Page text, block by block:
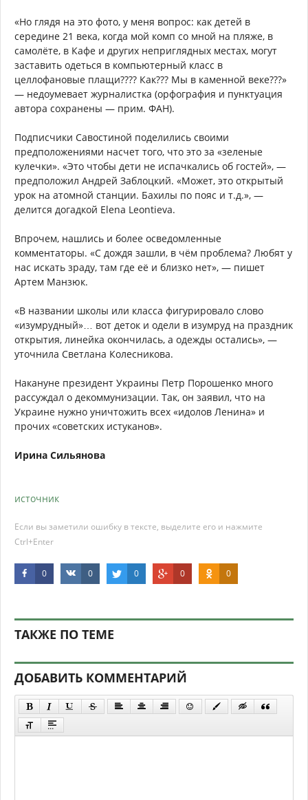
«Но глядя на это фото, у меня вопрос: как детей в
середине 21 века, когда мой комп со мной на пляже, в
самолёте, в Кафе и других неприглядных местах, могут
заставить одеться в компьютерный класс в
целлофановые плащи???? Как??? Мы в каменной веке???»
— недоумевает журналистка (орфография и пунктуация
автора сохранены — прим. ФАН).
Подписчики Савостиной поделились своими
предположениями насчет того, что это за «зеленые
кулечки». «Это чтобы дети не испачкались об гостей», —
предположил Андрей Заблоцкий. «Может, это открытый
урок на атомной станции. Бахилы по пояс и т.д.», —
делится догадкой Elena Leontieva.
Впрочем, нашлись и более осведомленные
комментаторы. «С дождя зашли, в чём проблема? Любят у
нас искать зраду, там где её и близко нет», — пишет
Артем Манзюк.
«В названии школы или класса фигурировало слово
«изумрудный»… вот деток и одели в изумруд на праздник
открытия, линейка окончилась, а одежды остались», —
уточнила Светлана Колесникова.
Накануне президент Украины Петр Порошенко много
рассуждал о декоммунизации. Так, он заявил, что на
Украине нужно уничтожить всех «идолов Ленина» и
прочих «советских истуканов».
Ирина Сильянова
источник
Если вы заметили ошибку в тексте, выделите его и нажмите
Ctrl+Enter
0 0 0 0 0
ТАКЖЕ ПО ТЕМЕ
ДОБАВИТЬ КОММЕНТАРИЙ